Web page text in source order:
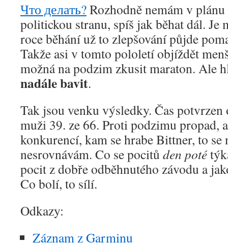
Что делать?Rozhodně nemám v
politickou stranu, spíš jak běhat dál. Je
roce běhání už to zlepšování půjde
Takže asi v tomto pololetí objíždět
možná na podzim zkusit maraton. Ale
nadále bavit.
Tak jsou venku výsledky. Čas
muži 39. ze 66. Proti podzimu propad,
konkurencí, kam se hrabe Bittner, to se
nesrovnávám. Co se pocitů den poté
pocit z dobře odběhnutého závodu a
Co bolí, to sílí.
Odkazy:
Záznam z Garminu